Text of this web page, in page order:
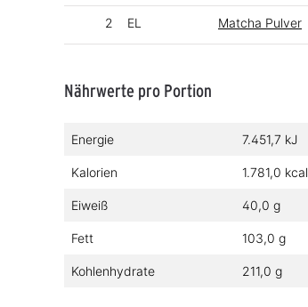
2 EL Matcha Pulver
Nährwerte pro Portion
Energie 7.451,7 kJ
Kalorien 1.781,0 kcal
Eiweiß 40,0 g
Fett 103,0 g
Kohlenhydrate 211,0 g